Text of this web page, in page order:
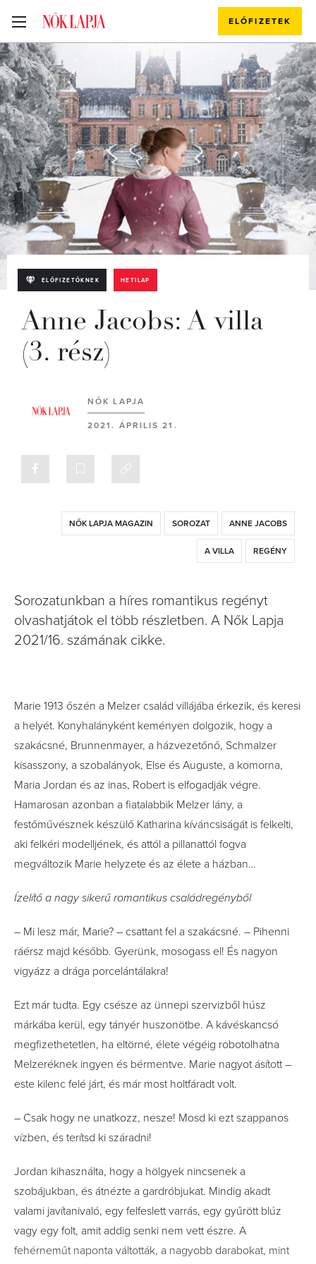
ELŐFIZETEK
ELŐFIZETŐKNEK HETILAP
Anne Jacobs: A villa
(3. rész)
NŐK LAPJA
2021. ÁPRILIS 21.
NŐK LAPJA MAGAZIN SOROZAT ANNE JACOBS
A VILLA REGÉNY
Sorozatunkban a híres romantikus regényt
olvashatjátok el több részletben. A Nők Lapja
2021/16. számának cikke.
Marie 1913 őszén a Melzer család villájába érkezik, és keresi
a helyét. Konyhalányként keményen dolgozik, hogy a
szakácsné, Brunnenmayer, a házvezetőnő, Schmalzer
kisasszony, a szobalányok, Else és Auguste, a komorna,
Maria Jordan és az inas, Robert is elfogadják végre.
Hamarosan azonban a fiatalabbik Melzer lány, a
festőművésznek készülő Katharina kíváncsiságát is felkelti,
aki felkéri modelljének, és attól a pillanattól fogva
megváltozik Marie helyzete és az élete a házban…
Ízelítő a nagy sikerű romantikus családregényből
– Mi lesz már, Marie? – csattant fel a szakácsné. – Pihenni
ráérsz majd később. Gyerünk, mosogass el! És nagyon
vigyázz a drága porcelántálakra!
Ezt már tudta. Egy csésze az ünnepi szervizből húsz
márkába kerül, egy tányér huszonötbe. A kávéskancsó
megfizethetetlen, ha eltörné, élete végéig robotolhatna
Melzeréknek ingyen és bérmentve. Marie nagyot ásított –
este kilenc felé járt, és már most holtfáradt volt.
– Csak hogy ne unatkozz, nesze! Mosd ki ezt szappanos
vízben, és terítsd ki száradni!
Jordan kihasználta, hogy a hölgyek nincsenek a
szobájukban, és átnézte a gardróbjukat. Mindig akadt
valami javítanivaló, egy felfeslett varrás, egy gyűrött blúz
vagy egy folt, amit addig senki nem vett észre. A
fehérneműt naponta váltották, a nagyobb darabokat, mint